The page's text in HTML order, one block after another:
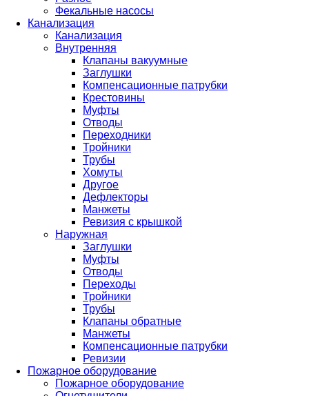
Фекальные насосы
Канализация
Канализация
Внутренняя
Клапаны вакуумные
Заглушки
Компенсационные патрубки
Крестовины
Муфты
Отводы
Переходники
Тройники
Трубы
Хомуты
Другое
Дефлекторы
Манжеты
Ревизия с крышкой
Наружная
Заглушки
Муфты
Отводы
Переходы
Тройники
Трубы
Клапаны обратные
Манжеты
Компенсационные патрубки
Ревизии
Пожарное оборудование
Пожарное оборудование